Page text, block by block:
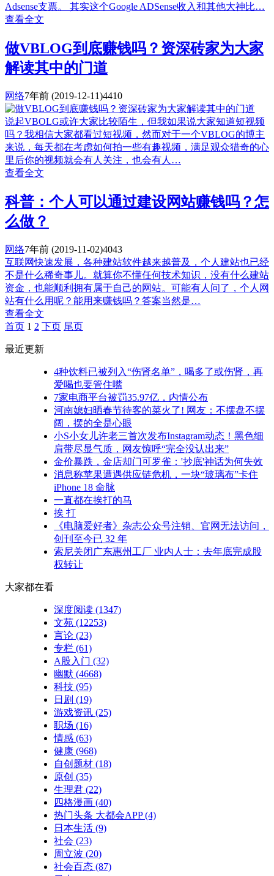
Adsense支票。 其实这个Google ADSense收入和其他大神比…
查看全文
做VBLOG到底赚钱吗？资深砖家为大家
解读其中的门道
网络7年前 (2019-12-11)4410
说起VBOLG或许大家比较陌生，但我如果说大家知道短视频
吗？我相信大家都看过短视频，然而对于一个VBLOG的博主
来说，每天都在考虑如何拍一些有趣视频，满足观众猎奇的心
里后你的视频就会有人关注，也会有人…
查看全文
科普：个人可以通过建设网站赚钱吗？怎
么做？
网络7年前 (2019-11-02)4043
互联网快速发展，各种建站软件越来越普及，个人建站也已经
不是什么稀奇事儿。就算你不懂任何技术知识，没有什么建站
资金，也能顺利拥有属于自己的网站。可能有人问了，个人网
站有什么用呢？能用来赚钱吗？答案当然是…
查看全文
首页 1 2 下页 尾页
最近更新
4种饮料已被列入“伤肾名单”，喝多了或伤肾，再
爱喝也要管住嘴
7家电商平台被罚35.97亿，内情公布
河南媳妇晒春节待客的菜火了! 网友：不摆盘不摆
阔，摆的全是心眼
小S小女儿许老三首次发布Instagram动态！黑色细
肩带尽显气质，网友惊呼“完全没认出来”
金价暴跌，金店却门可罗雀：'抄底'神话为何失效
消息称苹果遭遇供应链危机，一块“玻璃布”卡住
iPhone 18 命脉
一直都在挨打的马
挨 打
《电脑爱好者》杂志公众号注销、官网无法访问，
创刊至今已 32 年
索尼关闭广东惠州工厂 业内人士：去年底完成股
权转让
大家都在看
深度阅读 (1347)
文苑 (12253)
言论 (23)
专栏 (61)
A股入门 (32)
幽默 (4668)
科技 (95)
日剧 (19)
游戏资讯 (25)
职场 (16)
情感 (63)
健康 (968)
自创题材 (18)
原创 (35)
生理君 (22)
四格漫画 (40)
热门头条 大都会APP(4)
日本生活 (9)
社会 (23)
周立波 (20)
社会百态 (87)